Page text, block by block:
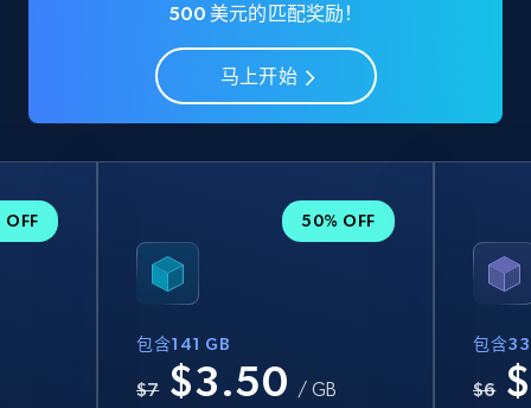
500 美元的匹配奖励！
马上开始
OFF 50% OFF
包含141 GB
$7 $3.50 / GB
包含
$6